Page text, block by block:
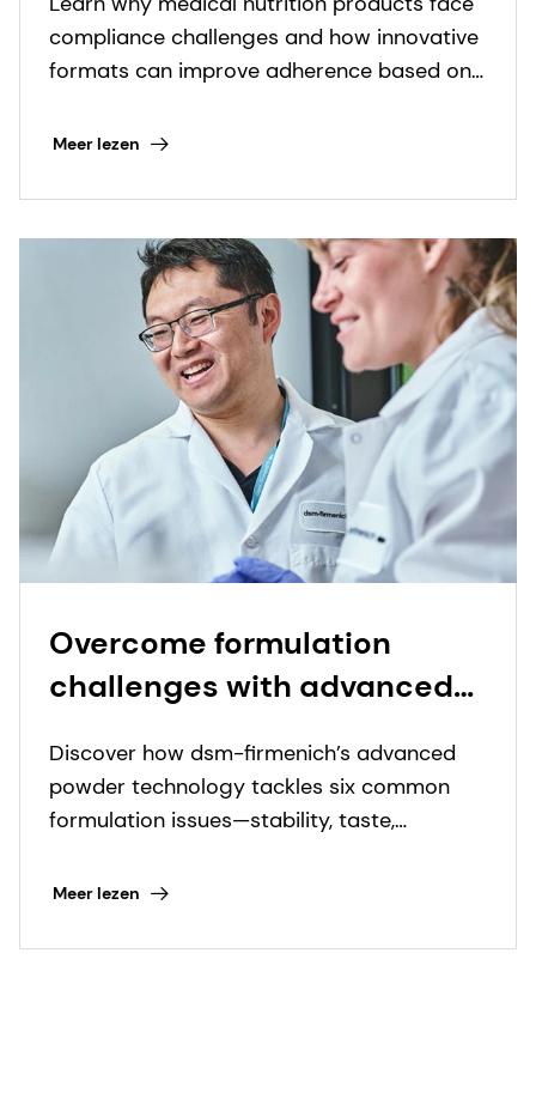
to real-world needs in
nutritional care
compliance challenges and how innovative
formats can improve adherence based on
Meer lezen
Overcome formulation
challenges with advanced
Discover how dsm-firmenich’s advanced
powder technology tackles six common
formulation issues—stability, taste,
performance.
Meer lezen